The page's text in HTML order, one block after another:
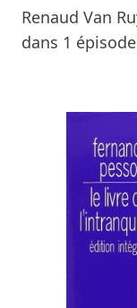
Renaud Van
dans 1
Livres
Prix